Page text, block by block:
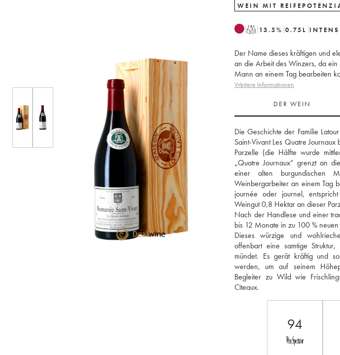
WEIN MIT
T 13.5% 0.75 L
Der Name dieses kräftigen und
an die Arbeit des Winzers, da ein
Mann an einem Tag bearbeiten
Weitere Informationen
DER WEIN
Die Geschichte der Familie
Saint-Vivant Les Quatre
Parzelle (die Hälfte wurde
„Quatre Journaux“ grenzt an
einer alten burgundischen
Weinbergarbeiter an einem Tag
journée oder journel,
Weingut 0,8 Hektar an dieser
Nach der Handlese und einer
bis 12 Monate in zu 100 %
Dieses würzige und
offenbart eine samtige
mündet. Es gerät kräftig und
werden, um auf seinem
Begleiter zu Wild wie
Cîteaux.
94